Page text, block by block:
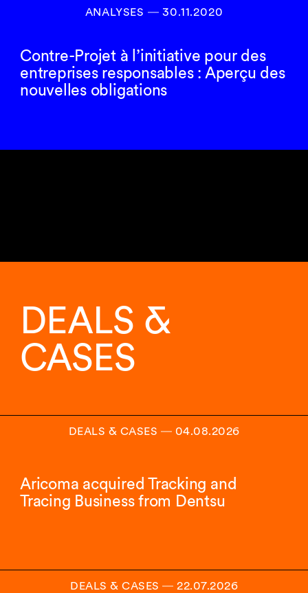
ANALYSES ― 30.11.2020
Contre-Projet à l’initiative pour des
entreprises responsables : Aperçu des
nouvelles obligations
analyses
affichées.
DEALS &
CASES
DEALS & CASES ― 04.08.2026
Aricoma acquired Tracking and
Tracing Business from Dentsu
DEALS & CASES ― 22.07.2026